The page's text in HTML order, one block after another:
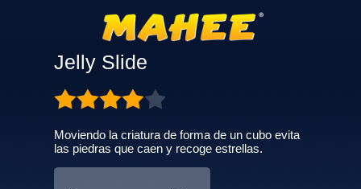
Jelly Slide
Moviendo la criatura de forma de un cubo evita
las piedras que caen y recoge estrellas.